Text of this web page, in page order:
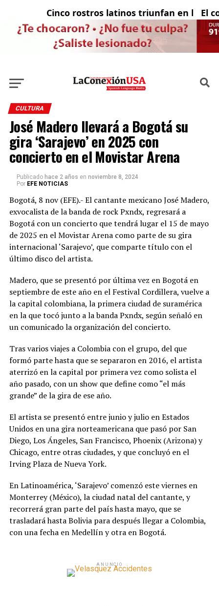
Cinco rostros latinos triunfan en laEl
CULTURA
José Madero llevará a Bogotá su
gira ‘Sarajevo’ en 2025 con
concierto en el Movistar Arena
Publicado hace 2 años en noviembre 8, 2024
Por EFE NOTICIAS
Bogotá, 8 nov (EFE).- El cantante mexicano José Madero,
exvocalista de la banda de rock Pxndx, regresará a
Bogotá con un concierto que tendrá lugar el 15 de mayo
de 2025 en el Movistar Arena como parte de su gira
internacional ‘Sarajevo’, que comparte título con el
último disco del artista.
Madero, que se presentó por última vez en Bogotá en
septiembre de este año en el Festival Cordillera, vuelve a
la capital colombiana, la primera ciudad de suramérica
en la que tocó junto a la banda Pxndx, según señaló en
un comunicado la organización del concierto.
Tras varios viajes a Colombia con el grupo, del que
formó parte hasta que se separaron en 2016, el artista
aterrizó en la capital por primera vez como solista el
año pasado, con un show que define como “el más
grande” de la gira de ese año.
El artista se presentó entre junio y julio en Estados
Unidos en una gira norteamericana que pasó por San
Diego, Los Ángeles, San Francisco, Phoenix (Arizona) y
Chicago, entre otras ciudades, y que concluyó en el
Irving Plaza de Nueva York.
En Latinoamérica, ‘Sarajevo’ comenzó este viernes en
Monterrey (México), la ciudad natal del cantante, y
recorrerá gran parte del país hasta mayo, que se
trasladará hasta Bolivia para después llegar a Colombia,
con una fecha en Medellín y otra en Bogotá.
ANUNCIO